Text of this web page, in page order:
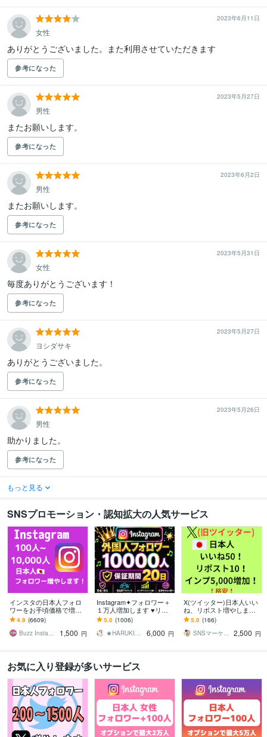
2023年6月11日
女性
ありがとうございました。また利用させていただきます
参考になった
2023年5月27日
男性
またお願いします。
参考になった
2023年6月2日
男性
またお願いします。
参考になった
2023年5月31日
女性
毎度ありがとうございます！
参考になった
2023年5月27日
ヨシダサキ
ありがとうございました。
参考になった
2023年5月26日
男性
助かりました。
参考になった
もっと見る
SNSプロモーション・認知拡大の人気サービス
インスタの日本人フォロ
ワーをお手頃価格で増や
します インスタ日本人フ
ォロワー100人～【高品質
✨お手頃価格❗】
4.9 (6609)
Buzz Insta【SNSマーケ】
1,500 円
Instagram✦フォロワー＋
１万人増加します ♥リー
ル再生回数３００００回
おまけ付き♥インスタ１０
０００人
5.0 (1006)
★HARUKI★SNS集客サポート
6,000 円
X(ツイッター)日本人いい
ね、リポスト増やします
いいね50、リポスト10、
インプレッション5,000で
自然に
5.0 (166)
SNSマーケター よし 2,500 円
お気に入り登録が多いサービス